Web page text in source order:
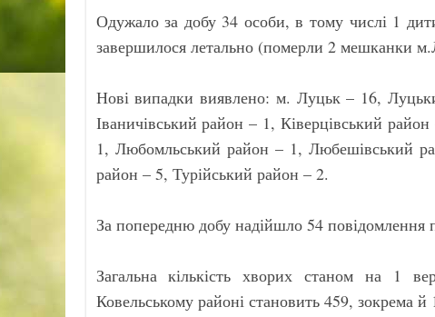
Одужало за добу 34 особи, в тому числі 1
завершилося летально (померли 2 мешканки
Нові випадки виявлено: м. Луцьк – 16,
Іваничівський район – 1, Ківерцівський
1, Любомльський район – 1, Любешівський
район – 5, Турійський район – 2.
За попередню добу надійшло 54 повідомлення
Загальна кількість хворих станом на 1
Ковельському районі становить 459, зокрема й